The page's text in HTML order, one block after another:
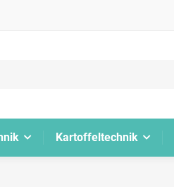
Kartoffeltechnik